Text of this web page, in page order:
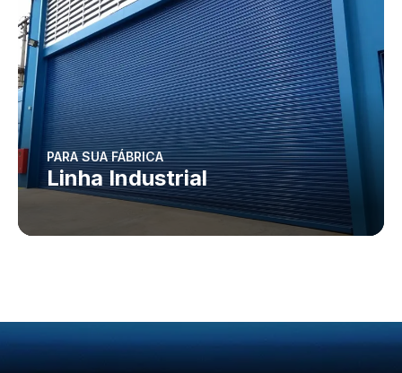
PARA SUA FÁBRICA
Linha Industrial